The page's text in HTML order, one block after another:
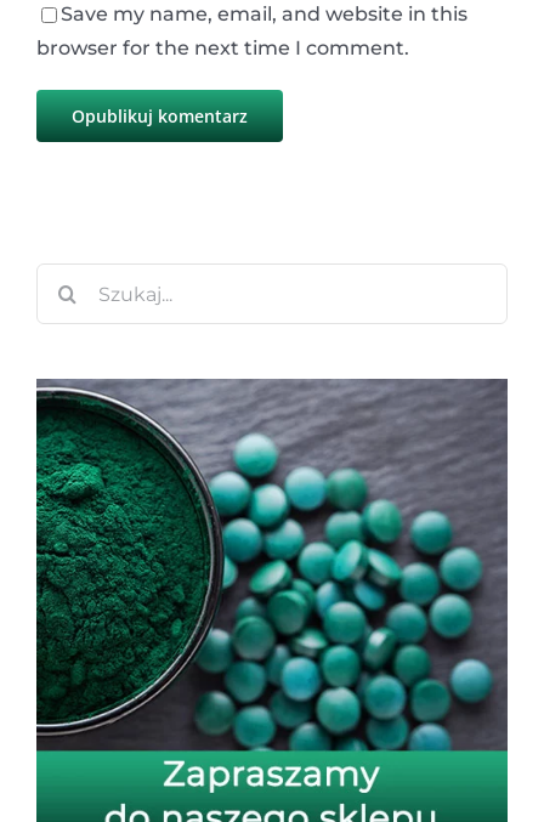
Save my name, email, and website in this
browser for the next time I comment.